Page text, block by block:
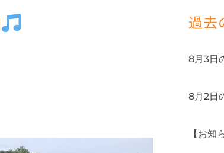
過去
8月3日
8月2日
【お